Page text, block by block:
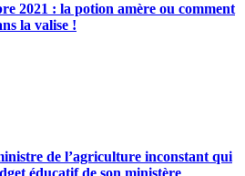
2021 : la potion amère ou comment
la valise !
de l’agriculture inconstant qui
éducatif de son ministère